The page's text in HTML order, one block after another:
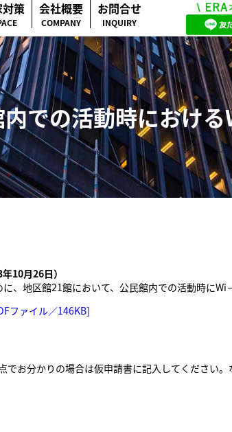
策 会社概要
COMPANY
お問合せ
INQUIRY
での活動時における
10月26日）
、地区館21館において、公民館内での活動時にWi
ファイル／146KB]
お分かりの場合は仮申請書に記入してください